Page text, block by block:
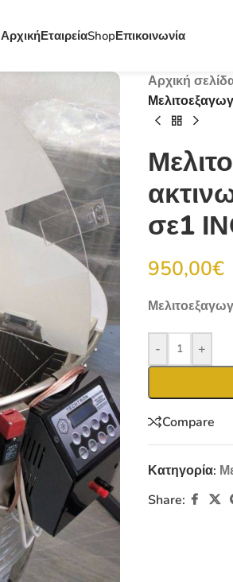
ΑρχικήΕταιρείαShopΕπικοινωνία
Αρχική
σε1
950,00€
- +
Compare
Κατηγορία:
Share: